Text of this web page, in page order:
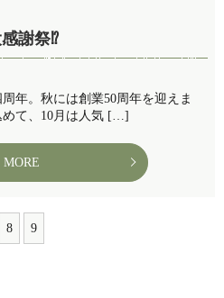
謝祭⁉️
年。秋には創業50周年を迎えま
めて、10月は人気 […]
MORE
8 9